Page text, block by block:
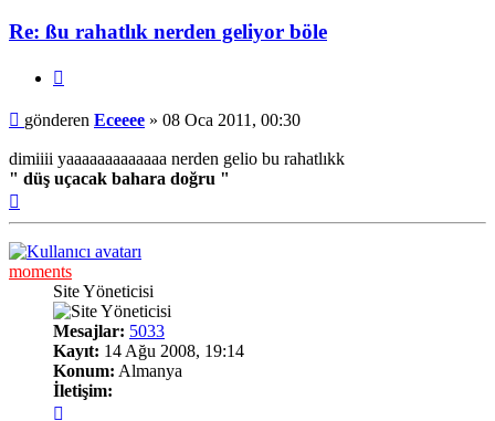
Re: ßu rahatlık nerden geliyor böle
Mesaj
gönderen Eceeee » 08 Oca 2011, 00:30
dimiiii yaaaaaaaaaaaaa nerden gelio bu rahatlıkk
" düş uçacak bahara doğru "
moments
Site Yöneticisi
Mesajlar: 5033
Kayıt: 14 Ağu 2008, 19:14
Konum: Almanya
İletişim: